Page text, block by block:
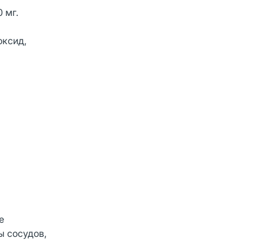
мг.
сосудов,